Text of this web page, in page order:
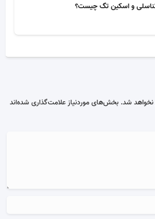
و اسکین تگ چیست؟
شد. بخش‌های موردنیاز علامت‌گذاری شده‌اند